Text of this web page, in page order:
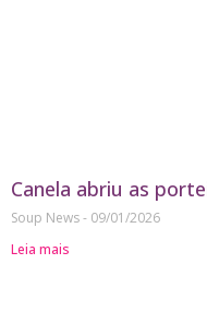
Canela abriu as
Soup News
09/01/2026
Leia mais